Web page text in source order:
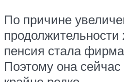
По причине
продолжительности
пенсия стала
Поэтому она сейчас